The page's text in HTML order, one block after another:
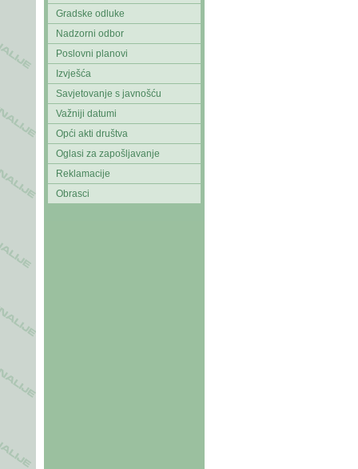
Gradske odluke
Nadzorni odbor
Poslovni planovi
Izvješća
Savjetovanje s javnošću
Važniji datumi
Opći akti društva
Oglasi za zapošljavanje
Reklamacije
Obrasci